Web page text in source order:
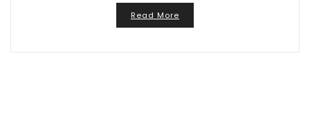
Read More